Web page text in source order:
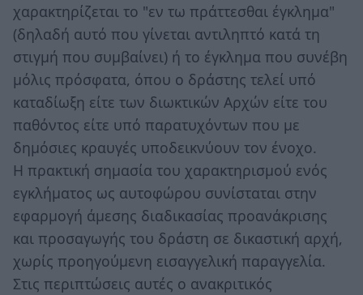
χαρακτηρίζεται το "εν τω πράττεσθαι έγκλημα"
(δηλαδή αυτό που γίνεται αντιληπτό κατά τη
στιγμή που συμβαίνει) ή το έγκλημα που συνέβη
μόλις πρόσφατα, όπου ο δράστης τελεί υπό
καταδίωξη είτε των διωκτικών Αρχών είτε του
παθόντος είτε υπό παρατυχόντων που με
δημόσιες κραυγές υποδεικνύουν τον ένοχο.
Η πρακτική σημασία του χαρακτηρισμού ενός
εγκλήματος ως αυτοφώρου συνίσταται στην
εφαρμογή άμεσης διαδικασίας προανάκρισης
και προσαγωγής του δράστη σε δικαστική αρχή,
χωρίς προηγούμενη εισαγγελική παραγγελία.
Στις περιπτώσεις αυτές ο ανακριτικός